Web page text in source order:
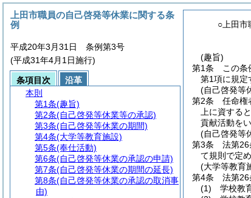
○上田市
(趣旨)
第1条
この条
第1項に規定
(自己啓発等
第2条
任命権
上に資する
貢献活動を
(自己啓発等
第3条
法第26
て規則で定
(大学等教育
第4条
法第26
(1)
学校教
上田市職員の自己啓発等休業に関する条
例
平成20年3月31日 条例第3号
(平成31年4月1日施行)
条項目次
沿革
本則
第1条(趣旨)
第2条(自己啓発等休業等の承認)
第3条(自己啓発等休業の期間)
第4条(大学等教育施設)
第5条(奉仕活動)
第6条(自己啓発等休業の承認の申請)
第7条(自己啓発等休業の期間の延長)
第8条(自己啓発等休業の承認の取消事
由)